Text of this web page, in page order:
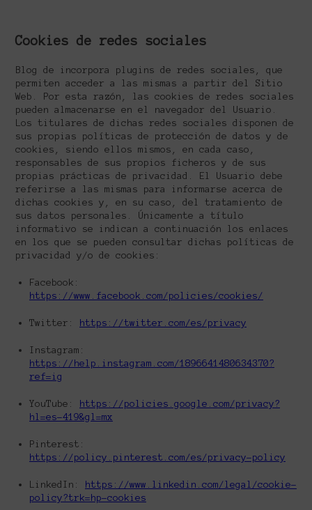
Cookies de redes sociales
Blog de incorpora plugins de redes sociales, que
permiten acceder a las mismas a partir del Sitio
Web. Por esta razón, las cookies de redes sociales
pueden almacenarse en el navegador del Usuario.
Los titulares de dichas redes sociales disponen de
sus propias políticas de protección de datos y de
cookies, siendo ellos mismos, en cada caso,
responsables de sus propios ficheros y de sus
propias prácticas de privacidad. El Usuario debe
referirse a las mismas para informarse acerca de
dichas cookies y, en su caso, del tratamiento de
sus datos personales. Únicamente a título
informativo se indican a continuación los enlaces
en los que se pueden consultar dichas políticas de
privacidad y/o de cookies:
Facebook:
https://www.facebook.com/policies/cookies/
Twitter: https://twitter.com/es/privacy
Instagram:
https://help.instagram.com/1896641480634370?
ref=ig
YouTube:
https://policies.google.com/privacy?
hl=es-419&gl=mx
Pinterest:
https://policy.pinterest.com/es/privacy-policy
LinkedIn:
https://www.linkedin.com/legal/cookie-
policy?trk=hp-cookies